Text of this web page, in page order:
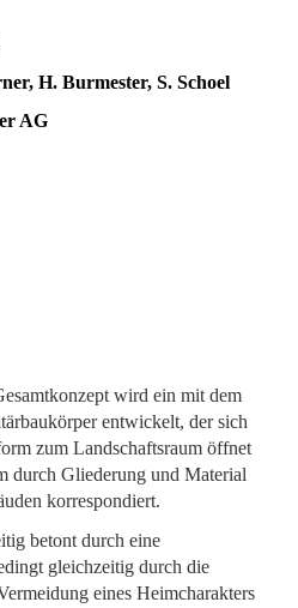
H. Burmester, S. Schoel
AG
wird ein mit dem
entwickelt, der sich
zum Landschaftsraum öffnet
durch Gliederung und Material
korrespondiert.
betont durch eine
gleichzeitig durch die
eines Heimcharakters